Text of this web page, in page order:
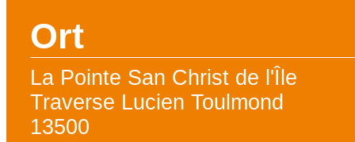
Ort
La Pointe San Christ de l'Île
Traverse Lucien Toulmond
13500